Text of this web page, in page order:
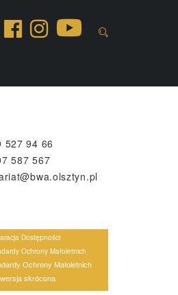
527 94 66
587 567
Dostępności
Ochrony Małoletnich
Ochrony Małoletnich
skrócona